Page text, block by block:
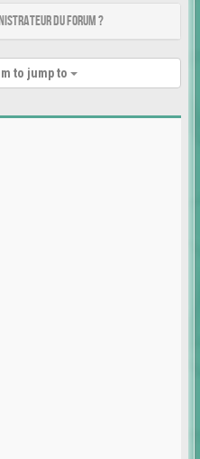
du forum ?
to jump to